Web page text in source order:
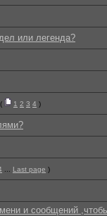
или легенда?
( 1 2 3 4 )
Last page )
и сообщений